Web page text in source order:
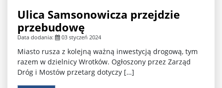
Ulica Samsonowicza przejdzie
przebudowę
Data dodania: 03 styczeń 2024
Miasto rusza z kolejną ważną inwestycją drogową, tym
razem w dzielnicy Wrotków. Ogłoszony przez Zarząd
Dróg i Mostów przetarg dotyczy […]